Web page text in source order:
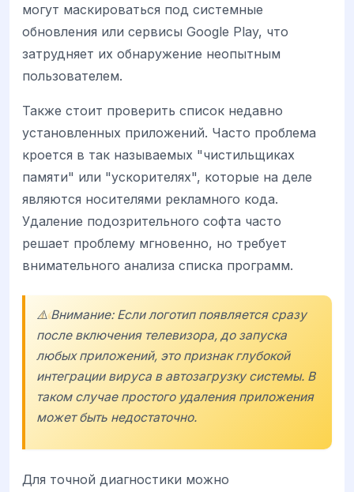
могут маскироваться под системные
обновления или сервисы Google Play, что
затрудняет их обнаружение неопытным
пользователем.
Также стоит проверить список недавно
установленных приложений. Часто проблема
кроется в так называемых "чистильщиках
памяти" или "ускорителях", которые на деле
являются носителями рекламного кода.
Удаление подозрительного софта часто
решает проблему мгновенно, но требует
внимательного анализа списка программ.
⚠️ Внимание: Если логотип появляется сразу
после включения телевизора, до запуска
любых приложений, это признак глубокой
интеграции вируса в автозагрузку системы. В
таком случае простого удаления приложения
может быть недостаточно.
Для точной диагностики можно